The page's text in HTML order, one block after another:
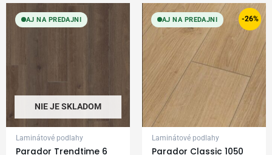
AJ NA PREDAJNI
NIE JE SKLADOM
Laminátové podlahy
Parador Trendtime 6
-26%
AJ NA PREDAJNI
Laminátové podlahy
Parador Classic 1050
Original
price
was:
26,99 €.
Current
price
is:
19,99 €.